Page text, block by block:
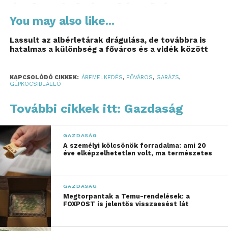
rekorder Kecskemét
áraival így is megközelíti
derült ki az Otthon
Centrum országos
elemzéséből.
Országos szinten 8,4 millió forint volt a garázsok
átlagára tavaly, ami 15,7 százalékos növekedést
jelent a 2024-es évhez képest. A budai kerületek
közül elsőként a XII. kerület lépte át a 10 millió
forintot: a Hegyvidéken átlagosan 10,9 millió
forintot fizettek a vevők egy garázsért. A III.
kerületben 9,34 millióért, míg a XI. kerületben 8,3
You may also like...
Lassult az albérletárak drágulása, de továbbra is
hatalmas a különbség a főváros és a vidék között
KAPCSOLÓDÓ CIKKEK: ÁREMELKEDÉS, FŐVÁROS, GARÁZS,
GÉPKOCSIBEÁLLÓ
További cikkek itt: Gazdaság
GAZDASÁG
A személyi kölcsönök forradalma: ami 20
éve elképzelhetetlen volt, ma természetes
GAZDASÁG
Megtorpantak a Temu-rendelések: a
FOXPOST is jelentős visszaesést lát